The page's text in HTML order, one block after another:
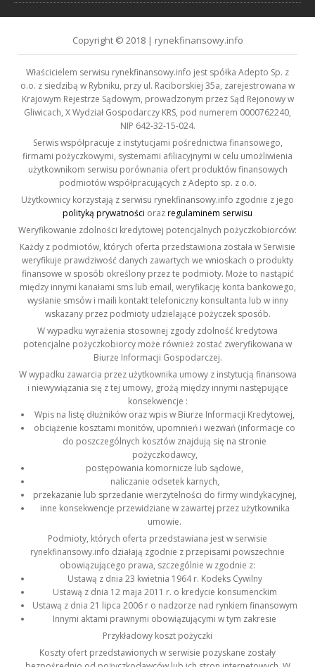
Copyright © 2018 | rynekfinansowy.info
Właścicielem serwisu rynekfinansowy.info jest spółka Adepto Sp. z
o.o. z siedzibą w Rybniku, przy ul. Raciborskiej 35a, zarejestrowana w
Krajowym Rejestrze Sądowym, prowadzonym przez Sąd Rejonowy w
Gliwicach, X Wydział Gospodarczy KRS, pod numerem 0000762240,
NIP 642-32-15-024.
Serwis współpracuje z instytucjami pośrednictwa finansowego,
firmami pożyczkowymi, systemami afiliacyjnymi w celu umożliwienia
użytkownikom serwisu porównania ofert produktów finansowych
podmiotów współpracujących z Adepto sp. z o.o.
Użytkownicy korzystają z serwisu rynekfinansowy.info zgodnie z jego
polityką prywatności orazregulaminem serwisu
Weryfikowanie zdolności kredytowej potencjalnych pożyczkobiorców:
Każdy z podmiotów, których oferta przedstawiona została w Serwisie
weryfikuje prawdziwość danych zawartych we wnioskach o produkty
finansowe w sposób określony przez te podmioty. Może to nastąpić
między innymi kanałami sms lub email, weryfikację konta bankowego,
wysłanie smsów i maili kontakt telefoniczny konsultanta lub w inny
wskazany przez podmioty udzielające pożyczek sposób.
W wypadku wyrażenia stosownej zgody zdolność kredytowa
potencjalne pożyczkobiorcy może również zostać zweryfikowana w
Biurze Informacji Gospodarczej.
W wypadku zawarcia przez użytkownika umowy z instytucją finansowa
i niewywiązania się z tej umowy, grożą między innymi następujące
konsekwencje :
Wpis na listę dłużników oraz wpis w Biurze Informacji Kredytowej,
obciążenie kosztami monitów, upomnień i wezwań (informacje co
do poszczególnych kosztów znajdują się na stronie
pożyczkodawcy,
postępowania komornicze lub sądowe,
naliczanie odsetek karnych,
przekazanie lub sprzedanie wierzytelności do firmy windykacyjnej,
inne konsekwencje przewidziane w zawartej przez użytkownika
umowie.
Podmioty, których oferta przedstawiana jest w serwisie
rynekfinansowy.info działają zgodnie z przepisami powszechnie
obowiązującego prawa, szczególnie w zgodnie z:
Ustawą z dnia 23 kwietnia 1964 r. Kodeks Cywilny
Ustawą z dnia 12 maja 2011 r. o kredycie konsumenckim
Ustawą z dnia 21 lipca 2006 r o nadzorze nad rynkiem finansowym
Innymi aktami prawnymi obowiązującymi w tym zakresie
Przykładowy koszt pożyczki
Koszty ofert przedstawionych w serwisie pozyskane zostały